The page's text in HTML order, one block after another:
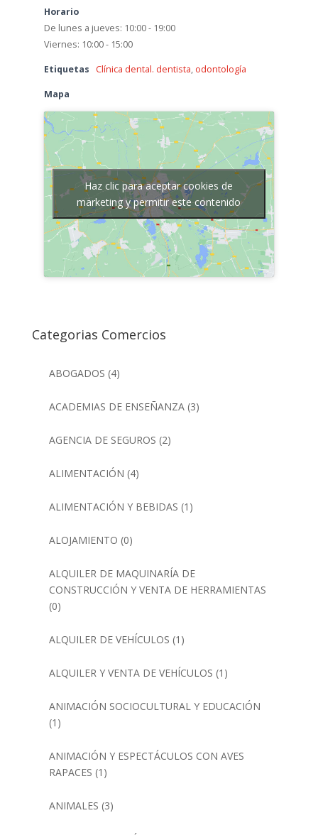
Horario
De lunes a jueves: 10:00 - 19:00
Viernes: 10:00 - 15:00
Etiquetas Clínica dental. dentista, odontología
Mapa
Haz clic para aceptar cookies de
marketing y permitir este contenido
Categorias Comercios
ABOGADOS (4)
ACADEMIAS DE ENSEÑANZA(3)
AGENCIA DE SEGUROS (2)
ALIMENTACIÓN (4)
ALIMENTACIÓN Y BEBIDAS (1)
ALOJAMIENTO (0)
ALQUILER DE MAQUINARÍA DE
CONSTRUCCIÓN Y VENTA DE HERRAMIENTAS
(0)
ALQUILER DE VEHÍCULOS (1)
ALQUILER Y VENTA DE VEHÍCULOS (1)
ANIMACIÓN SOCIOCULTURAL Y EDUCACIÓN
(1)
ANIMACIÓN Y ESPECTÁCULOS CON AVES
RAPACES (1)
ANIMALES (3)